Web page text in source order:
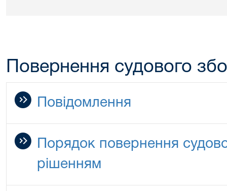
Повернення судового
Повідомлення
Порядок повернення
рішенням